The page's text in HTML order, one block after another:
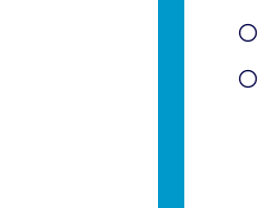
melhor